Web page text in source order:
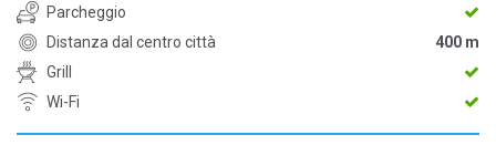
Parcheggio
Distanza dal centro città
400 m
Grill
Wi-Fi